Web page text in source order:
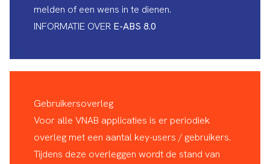
melden of een wens in te dienen.
INFORMATIE OVER E-ABS 8.0
Gebruikersoverleg
Voor alle VNAB applicaties is er periodiek
overleg met een aantal key-users / gebruikers.
Tijdens deze overleggen wordt de stand van